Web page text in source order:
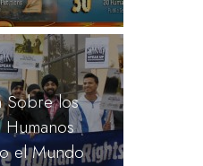
Sobre los
el Mundo